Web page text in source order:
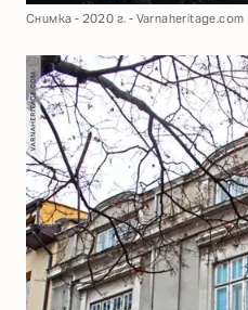
Снимка - 2020 г. - Varnaheritage.com